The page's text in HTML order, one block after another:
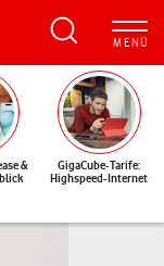
&
GigaCube-Tarife:
Highspeed-Internet